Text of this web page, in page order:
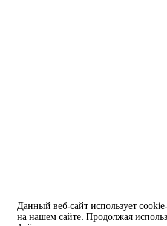
Данный веб-сайт использует
на нашем сайте. Продолжая